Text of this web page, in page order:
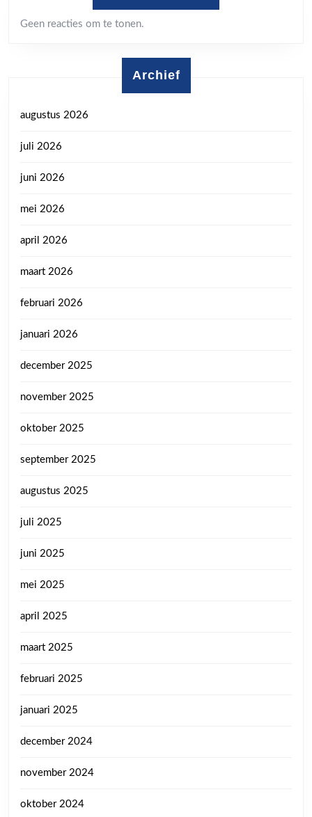
Geen reacties om te tonen.
Archief
augustus 2026
juli 2026
juni 2026
mei 2026
april 2026
maart 2026
februari 2026
januari 2026
december 2025
november 2025
oktober 2025
september 2025
augustus 2025
juli 2025
juni 2025
mei 2025
april 2025
maart 2025
februari 2025
januari 2025
december 2024
november 2024
oktober 2024